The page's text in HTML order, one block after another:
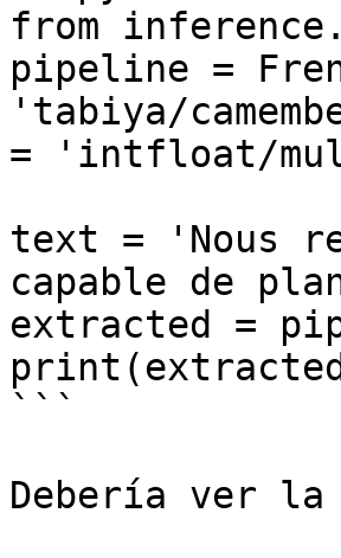
from
pipeline =
'tabiya/
= 'intfloat/
text = 'Nous
capable de
extracted =
```
Debería ver